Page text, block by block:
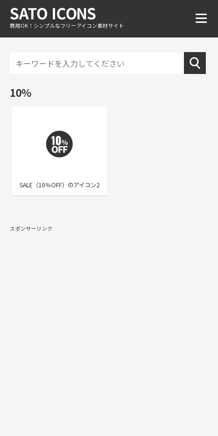
商用OK！シンプルなフリーアイコン素材サイト
10％
SALE（10％OFF）のアイコン2
スポンサーリンク